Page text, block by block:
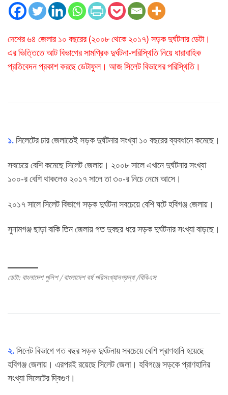
দেশের ৬৪ জেলার ১০ বছরের (২০০৮ থেকে ২০১৭) সড়ক দুর্ঘটনার ডেটা।
এর ভিত্তিতে আট বিভাগের সামগ্রিক দুর্ঘটনা-পরিস্থিতি নিয়ে ধারাবাহিক
প্রতিবেদন প্রকাশ করছে ডেটাফুল। আজ সিলেট বিভাগের পরিস্থিতি।
১.সিলেটের চার জেলাতেই সড়ক দুর্ঘটনার সংখ্যা ১০ বছরের ব্যবধানে কমেছে।
সবচেয়ে বেশি কমেছে সিলেট জেলায়। ২০০৮ সালে এখানে দুর্ঘটনার সংখ্যা
১০০-র বেশি থাকলেও ২০১৭ সালে তা ৩০-র নিচে নেমে আসে।
২০১৭ সালে সিলেট বিভাগে সড়ক দুর্ঘটনা সবচেয়ে বেশি ঘটে হবিগঞ্জ জেলায়।
সুনামগঞ্জ ছাড়া বাকি তিন জেলায় গত দুবছর ধরে সড়ক দুর্ঘটনার সংখ্যা বাড়ছে।
ডেটা: বাংলাদেশ পুলিশ / বাংলাদেশ বর্ষ পরিসংখ্যানগ্রন্থ /বিবিএস
২.সিলেট বিভাগে গত বছর সড়ক দুর্ঘটনায় সবচেয়ে বেশি প্রাণহানি হয়েছে
হবিগঞ্জ জেলায়। এরপরই রয়েছে সিলেট জেলা। হবিগঞ্জে সড়কে প্রাণহানির
সংখ্যা সিলেটের দ্বিগুণ।